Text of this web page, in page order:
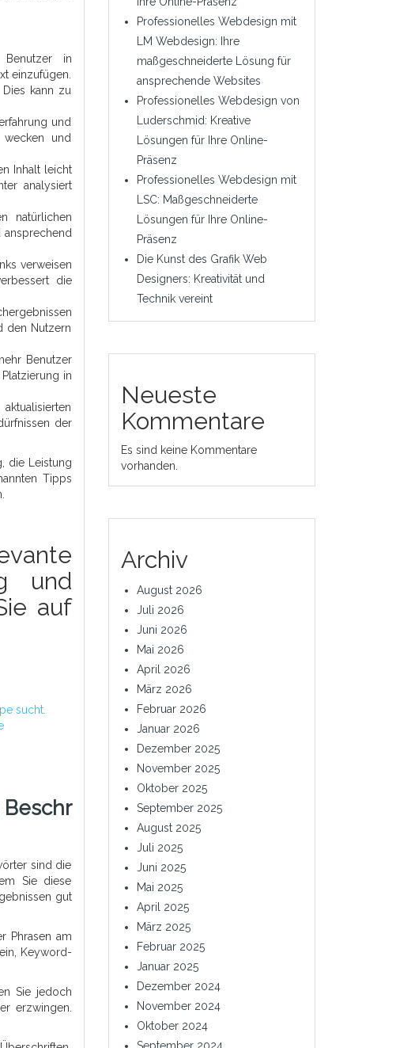
Benutzer in
einzufügen.
kann zu
und
und
Inhalt leicht
analysiert
natürlichen
ansprechend
verweisen
die
den Nutzern
Benutzer
in
der
die Leistung
Tipps
und
auf
sucht.
sind die
Sie diese
gut
Phrasen am
Keyword-
Sie jedoch
erzwingen.
Professionelles Webdesign mit
LM Webdesign: Ihre
maßgeschneiderte Lösung für
ansprechende Websites
Professionelles Webdesign von
Luderschmid: Kreative
Lösungen für Ihre Online-
Präsenz
Professionelles Webdesign mit
LSC: Maßgeschneiderte
Lösungen für Ihre Online-
Präsenz
Die Kunst des Grafik Web
Designers: Kreativität und
Technik vereint
Neueste
Kommentare
Es sind keine Kommentare
vorhanden.
Archiv
August 2026
Juli 2026
Juni 2026
Mai 2026
April 2026
März 2026
Februar 2026
Januar 2026
Dezember 2025
November 2025
Oktober 2025
September 2025
August 2025
Juli 2025
Juni 2025
Mai 2025
April 2025
März 2025
Februar 2025
Januar 2025
Dezember 2024
November 2024
Oktober 2024